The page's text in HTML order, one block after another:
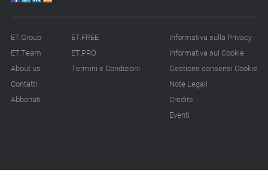
ET.Group
ET.Team
About us
Contatti
Abbonati
ET.FREE
ET.PRO
Termini e Condizioni
Informativa sulla Privacy
Informativa sui Cookie
Gestione consensi Cookie
Note Legali
Credits
Eventi